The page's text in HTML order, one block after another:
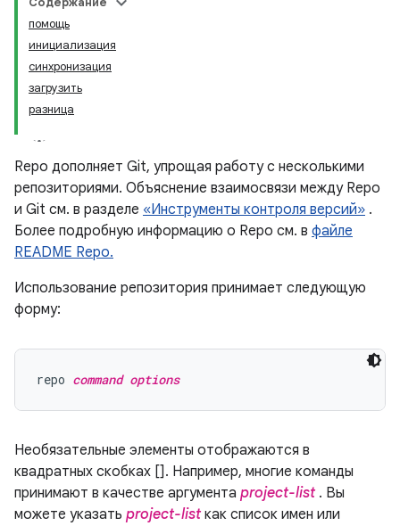
помощь
инициализация
синхронизация
загрузить
разница
Repo дополняет Git, упрощая работу с несколькими
репозиториями. Объяснение взаимосвязи между Repo
и Git см. в разделе «Инструменты контроля версий» .
Более подробную информацию о Repo см. в файле
README Repo.
Использование репозитория принимает следующую
форму:
repo command options
Необязательные элементы отображаются в
квадратных скобках []. Например, многие команды
принимают в качестве аргумента project-list. Вы
можете указать project-listкак список имен или